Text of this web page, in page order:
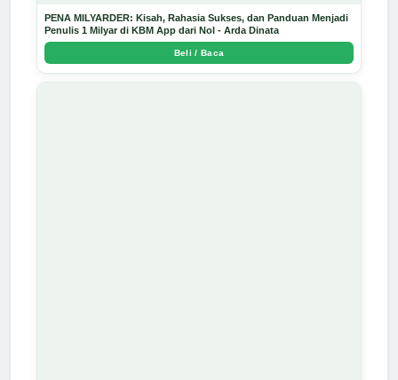
PENA MILYARDER: Kisah, Rahasia Sukses, dan Panduan Menjadi
Penulis 1 Milyar di KBM App dari Nol - Arda Dinata
Beli / Baca